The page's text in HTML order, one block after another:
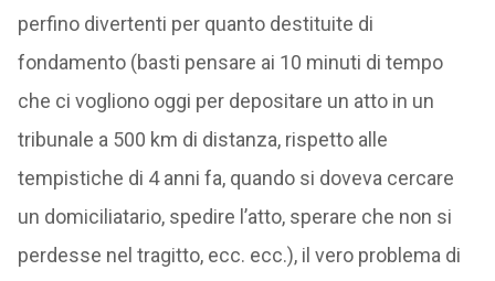
perfino divertenti per quanto destituite di
fondamento (basti pensare ai 10 minuti di tempo
che ci vogliono oggi per depositare un atto in un
tribunale a 500 km di distanza, rispetto alle
tempistiche di 4 anni fa, quando si doveva cercare
un domiciliatario, spedire l’atto, sperare che non si
perdesse nel tragitto, ecc. ecc.), il vero problema di